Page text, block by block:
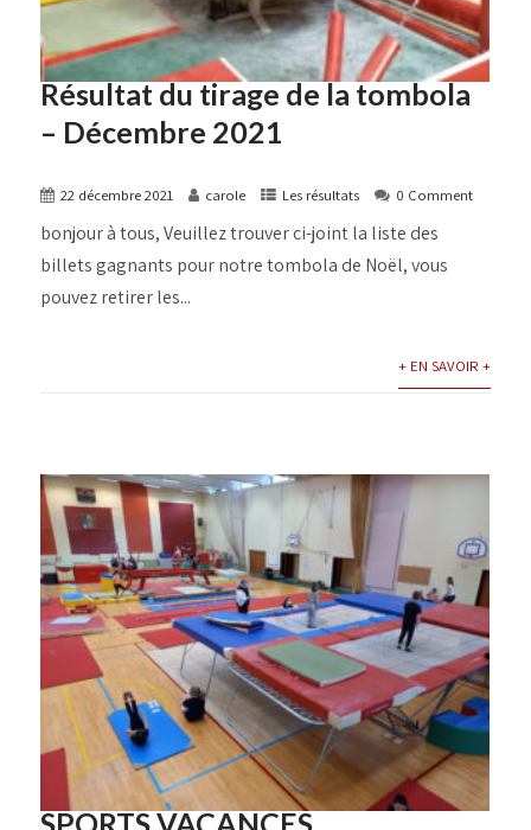
Résultat du tirage de la tombola
– Décembre 2021
22 décembre 2021 carole Les résultats 0 Comment
bonjour à tous, Veuillez trouver ci-joint la liste des
billets gagnants pour notre tombola de Noël, vous
pouvez retirer les...
+ EN SAVOIR +
SPORTS VACANCES